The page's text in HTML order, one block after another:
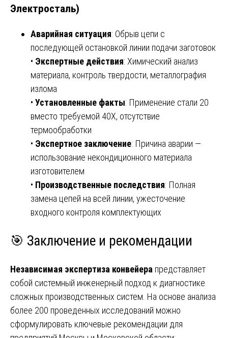
Электросталь)
Аварийная ситуация: Обрыв цепи с
последующей остановкой линии подачи заготовок
• Экспертные действия: Химический анализ
материала, контроль твердости, металлография
излома
• Установленные факты: Применение стали 20
вместо требуемой 40Х, отсутствие
термообработки
• Экспертное заключение: Причина аварии —
использование некондиционного материала
изготовителем
• Производственные последствия: Полная
замена цепей на всей линии, ужесточение
входного контроля комплектующих
🎯 Заключение и рекомендации
Независимая экспертиза конвейера представляет
собой системный инженерный подход к диагностике
сложных производственных систем. На основе анализа
более 200 проведенных исследований можно
сформулировать ключевые рекомендации для